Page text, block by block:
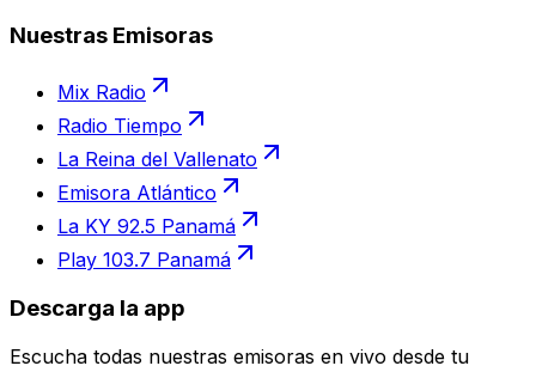
Nuestras Emisoras
Mix Radio
Radio Tiempo
La Reina del Vallenato
Emisora Atlántico
La KY 92.5 Panamá
Play 103.7 Panamá
Descarga la app
Escucha todas nuestras emisoras en vivo desde tu